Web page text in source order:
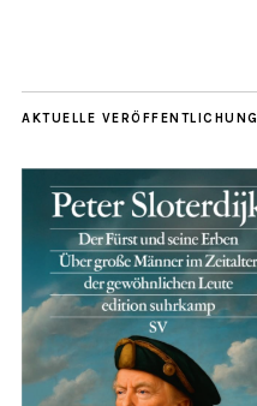
AKTUELLE VERÖFFENTLICHUNG